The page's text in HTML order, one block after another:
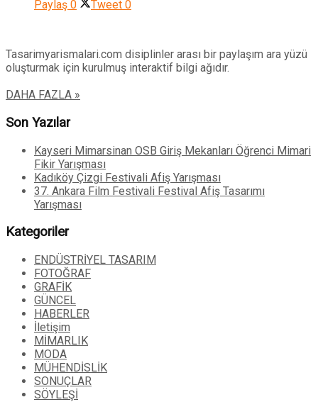
Paylaş 0 Tweet 0
Tasarimyarismalari.com disiplinler arası bir paylaşım ara yüzü
oluşturmak için kurulmuş interaktif bilgi ağıdır.
DAHA FAZLA »
Son Yazılar
Kayseri Mimarsinan OSB Giriş Mekanları Öğrenci Mimari
Fikir Yarışması
Kadıköy Çizgi Festivali Afiş Yarışması
37. Ankara Film Festivali Festival Afiş Tasarımı
Yarışması
Kategoriler
ENDÜSTRİYEL TASARIM
FOTOĞRAF
GRAFİK
GÜNCEL
HABERLER
İletişim
MİMARLIK
MODA
MÜHENDİSLİK
SONUÇLAR
SÖYLEŞİ